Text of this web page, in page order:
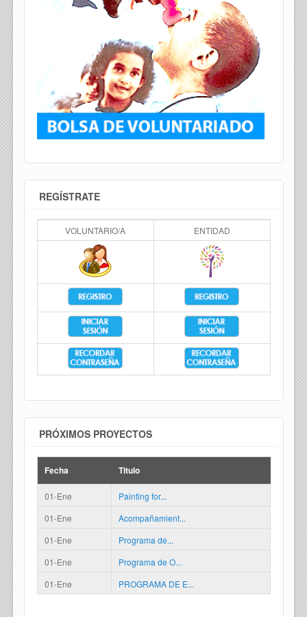
REGÍSTRATE
VOLUNTARIO/A ENTIDAD
PRÓXIMOS PROYECTOS
Fecha Titulo
01-Ene
Painting for...
01-Ene
Acompañamient...
01-Ene
Programa de...
01-Ene
Programa de O...
01-Ene
PROGRAMA DE E...